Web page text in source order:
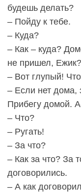
будешь делать?
– Пойду к тебе.
– Куда?
– Как – куда?
не пришел,
– Вот глупый!
– Если нет дома,
Прибегу домой.
– Что?
– Ругать!
– За что?
– Как за что? За
договорились.
– А как